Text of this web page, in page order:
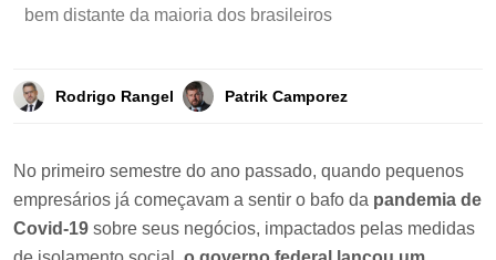
bem distante da maioria dos brasileiros
Rodrigo Rangel Patrik Camporez
No primeiro semestre do ano passado, quando pequenos
empresários já começavam a sentir o bafo da pandemia de
Covid-19 sobre seus negócios, impactados pelas medidas